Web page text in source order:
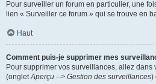
Pour surveiller un forum en particulier, une
lien « Surveiller ce forum » qui se trouve en
Haut
Comment puis-je supprimer mes
Pour supprimer vos surveillances, allez dans
(ongletAperçu --> Gestion des surveillances)